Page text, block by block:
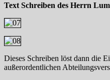
Text Schreiben des Herrn
Dieses Schreiben löst dann die
außerordentlichen